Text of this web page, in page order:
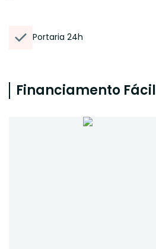
Portaria 24h
Financiamento Fácil